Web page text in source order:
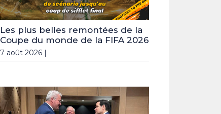
Les plus belles remontées de la
Coupe du monde de la FIFA 2026
7 août 2026 |